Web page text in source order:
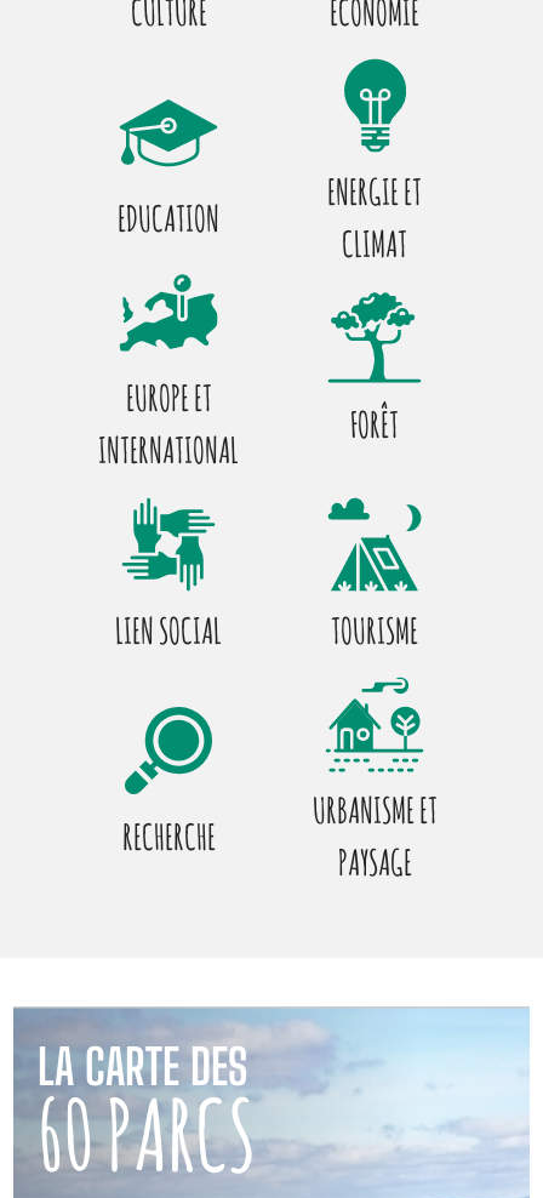
CULTURE ECONOMIE
EDUCATION
ENERGIE ET
CLIMAT
EUROPE ET
INTERNATIONAL
FORÊT
LIEN SOCIAL TOURISME
RECHERCHE
URBANISME ET
PAYSAGE
LA CARTE DES
60 PARCS